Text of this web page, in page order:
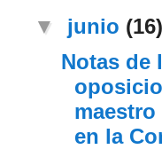
▼ junio (16)
Notas de
maestro
en la